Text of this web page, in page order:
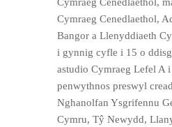
Cymraeg Cenedlaethol,
Bangor a Llenyddiaeth
i gynnig cyfle i 15 o
astudio Cymraeg Lefel A
penwythnos preswyl
Nghanolfan Ysgrifennu
Cymru, Tŷ Newydd,